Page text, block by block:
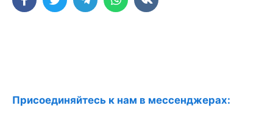
Присоединяйтесь к нам в мессенджерах: